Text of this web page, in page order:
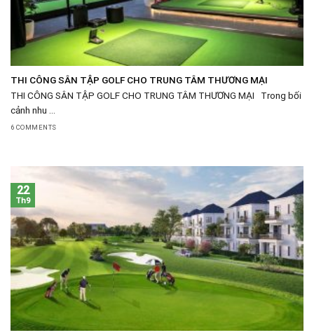
THI CÔNG SÂN TẬP GOLF CHO TRUNG TÂM THƯƠNG MẠI
THI CÔNG SÂN TẬP GOLF CHO TRUNG TÂM THƯƠNG MẠI Trong bối
cảnh nhu ...
6 COMMENTS
22
Th9